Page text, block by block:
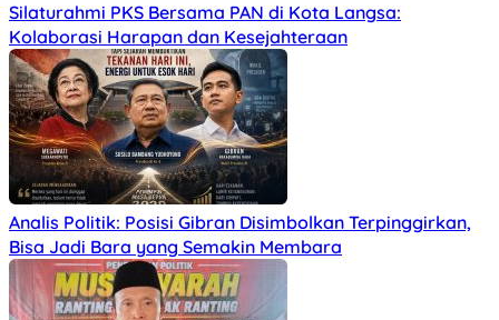
Silaturahmi PKS Bersama PAN di Kota Langsa:
Kolaborasi Harapan dan Kesejahteraan
Analis Politik: Posisi Gibran Disimbolkan Terpinggirkan,
Bisa Jadi Bara yang Semakin Membara